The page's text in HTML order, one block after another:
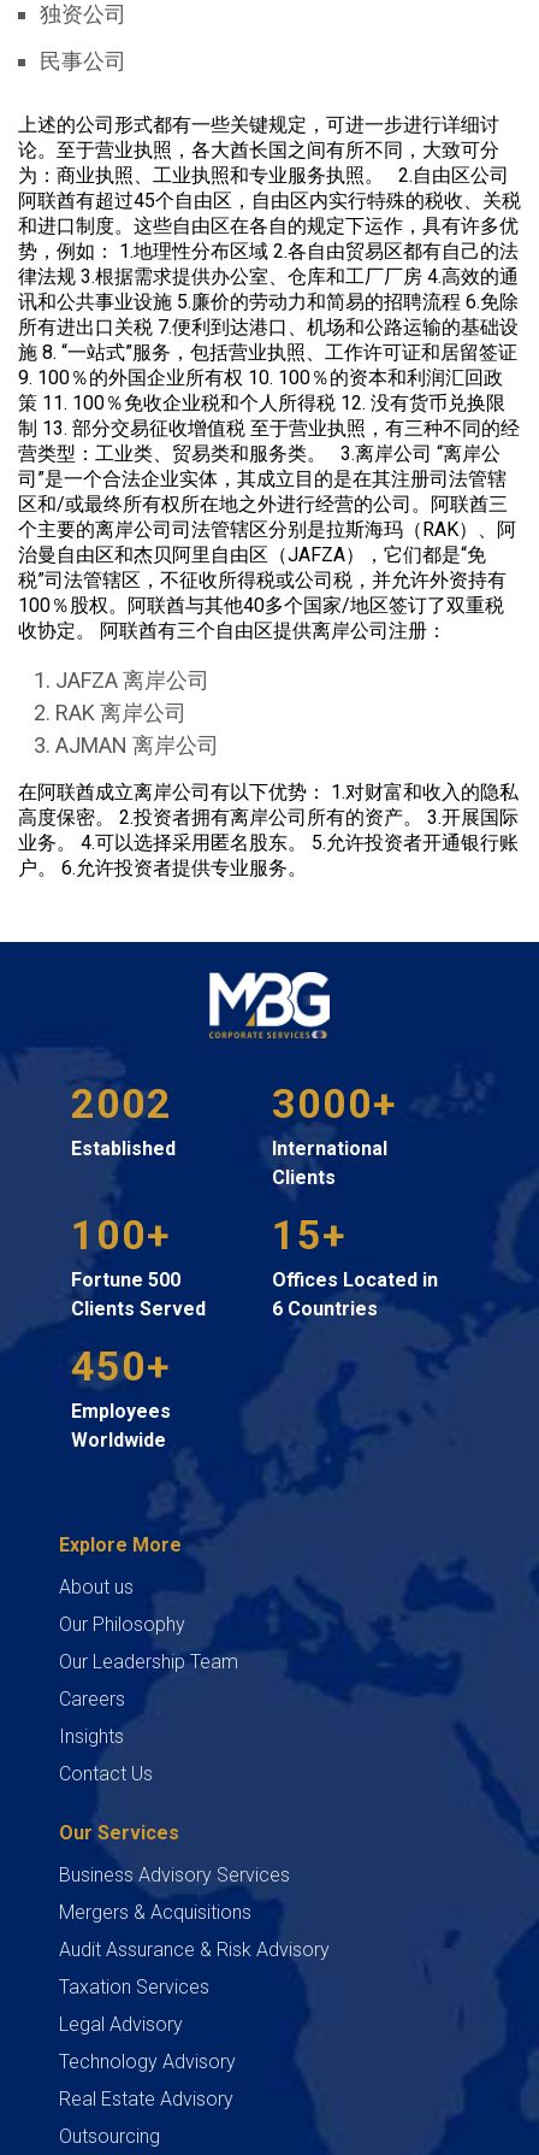
独资公司
民事公司
上述的公司形式都有一些关键规定，可进一步进行详细讨
论。至于营业执照，各大酋长国之间有所不同，大致可分
为：商业执照、工业执照和专业服务执照。 2.自由区公司
阿联酋有超过45个自由区，自由区内实行特殊的税收、关税
和进口制度。这些自由区在各自的规定下运作，具有许多优
势，例如： 1.地理性分布区域 2.各自由贸易区都有自己的法
律法规 3.根据需求提供办公室、仓库和工厂厂房 4.高效的通
讯和公共事业设施 5.廉价的劳动力和简易的招聘流程 6.免除
所有进出口关税 7.便利到达港口、机场和公路运输的基础设
施 8. “一站式”服务，包括营业执照、工作许可证和居留签证
9. 100％的外国企业所有权 10. 100％的资本和利润汇回政
策 11. 100％免收企业税和个人所得税 12. 没有货币兑换限
制 13. 部分交易征收增值税 至于营业执照，有三种不同的经
营类型：工业类、贸易类和服务类。 3.离岸公司 “离岸公
司”是一个合法企业实体，其成立目的是在其注册司法管辖
区和/或最终所有权所在地之外进行经营的公司。阿联酋三
个主要的离岸公司司法管辖区分别是拉斯海玛（RAK）、阿
治曼自由区和杰贝阿里自由区（JAFZA），它们都是“免
税”司法管辖区，不征收所得税或公司税，并允许外资持有
100％股权。阿联酋与其他40多个国家/地区签订了双重税
收协定。 阿联酋有三个自由区提供离岸公司注册：
JAFZA 离岸公司
RAK 离岸公司
AJMAN 离岸公司
在阿联酋成立离岸公司有以下优势： 1.对财富和收入的隐私
高度保密。 2.投资者拥有离岸公司所有的资产。 3.开展国际
业务。 4.可以选择采用匿名股东。 5.允许投资者开通银行账
户。 6.允许投资者提供专业服务。
2002
Established
3000+
International
Clients
100+
Fortune 500
Clients Served
15+
Offices Located in
6 Countries
450+
Employees
Worldwide
Explore More
About us
Our Philosophy
Our Leadership Team
Careers
Insights
Contact Us
Our Services
Business Advisory Services
Mergers & Acquisitions
Audit Assurance & Risk Advisory
Taxation Services
Legal Advisory
Technology Advisory
Real Estate Advisory
Outsourcing